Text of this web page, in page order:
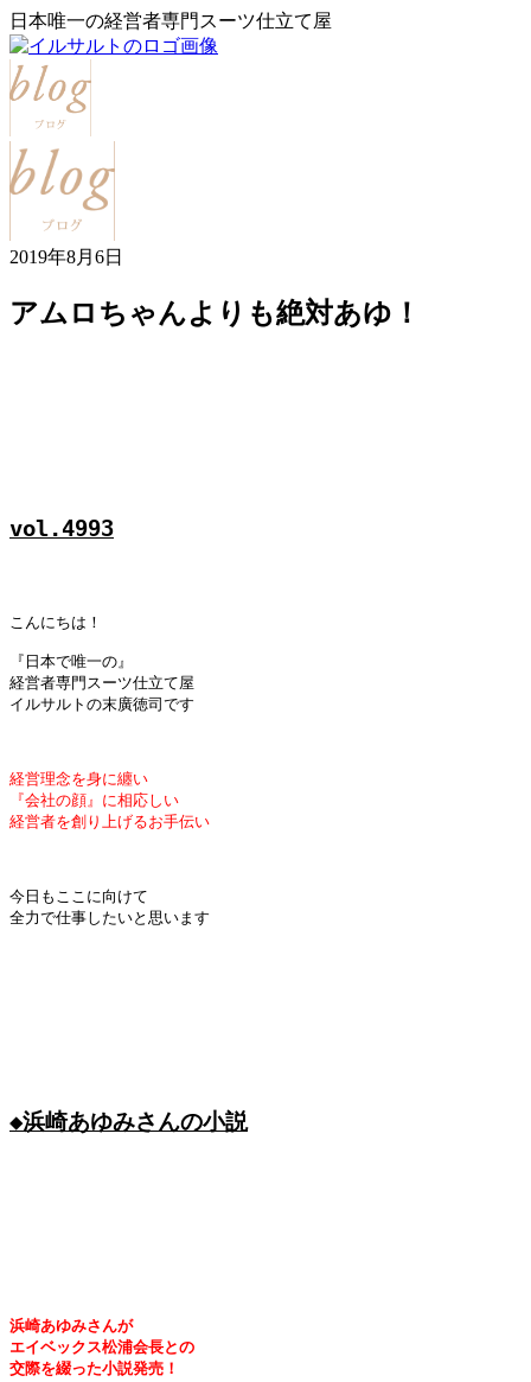
日本唯一の経営者専門スーツ仕立て屋
2019年8月6日
アムロちゃんよりも絶対あゆ！
vol.4993
こんにちは！
『日本で唯一の』
経営者専門スーツ仕立て屋
イルサルトの末廣徳司です
経営理念を身に纏い
『会社の顔』に相応しい
経営者を創り上げるお手伝い
今日もここに向けて
全力で仕事したいと思います
◆浜崎あゆみさんの小説
浜崎あゆみさんが
エイベックス松浦会長との
交際を綴った小説発売！